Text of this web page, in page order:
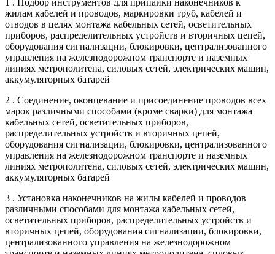
1 . Подбор инструментов для припайки наконечников к
жилам кабелей и проводов, маркировки труб, кабелей и
отводов в целях монтажа кабельных сетей, осветительных
приборов, распределительных устройств и вторичных цепей,
оборудования сигнализации, блокировки, централизованного
управления на железнодорожном транспорте и наземных
линиях метрополитена, силовых сетей, электрических машин,
аккумуляторных батарей
2 . Соединение, оконцевание и присоединение проводов всех
марок различными способами (кроме сварки) для монтажа
кабельных сетей, осветительных приборов,
распределительных устройств и вторичных цепей,
оборудования сигнализации, блокировки, централизованного
управления на железнодорожном транспорте и наземных
линиях метрополитена, силовых сетей, электрических машин,
аккумуляторных батарей
3 . Установка наконечников на жилы кабелей и проводов
различными способами для монтажа кабельных сетей,
осветительных приборов, распределительных устройств и
вторичных цепей, оборудования сигнализации, блокировки,
централизованного управления на железнодорожном